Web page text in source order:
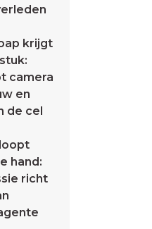
krijgt
camera
en
de cel
hand:
richt